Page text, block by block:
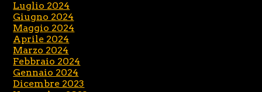
Luglio 2024
Giugno 2024
Maggio 2024
Aprile 2024
Marzo 2024
Febbraio 2024
Gennaio 2024
Dicembre 2023